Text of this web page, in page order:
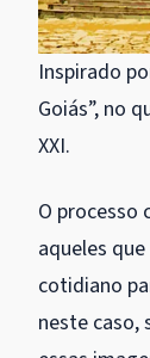
Inspirado
Goiás”, no
XXI.
O processo
aqueles
cotidiano
neste caso,